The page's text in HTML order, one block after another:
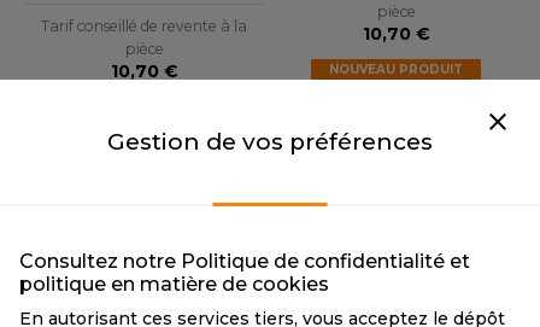
ONE TOWELLING
Tarif conseillé de revente à la
pièce
10,70 €
2 couleurs
pièce
10,70 €
NOUVEAU PRODUIT
Gestion de vos préférences
Consultez notre Politique de confidentialité et
politique en matière de cookies
En autorisant ces services tiers, vous acceptez le dépôt